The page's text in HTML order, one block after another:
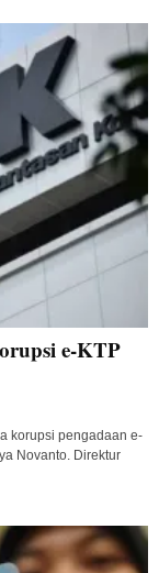
e-KTP
korupsi pengadaan e-
Novanto. Direktur